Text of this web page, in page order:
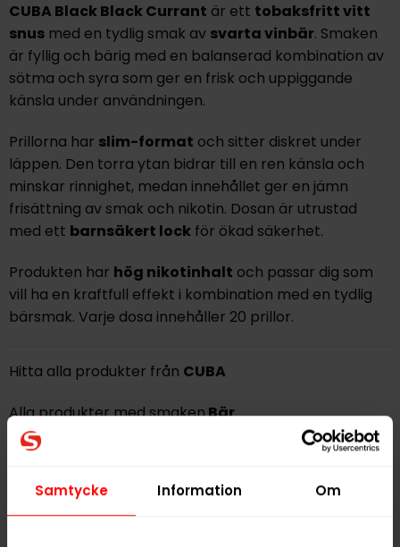
Samtycke Information Om
CUBA Black Black Currant är ett tobaksfritt vitt
snusmed en tydlig smak av svarta vinbär. Smaken
är fyllig och bärig med en balanserad kombination av
sötma och syra som ger en frisk och uppiggande
känsla under användningen.
Prillorna har slim-format och sitter diskret under
läppen. Den torra ytan bidrar till en ren känsla och
minskar rinnighet, medan innehållet ger en jämn
frisättning av smak och nikotin. Dosan är utrustad
med ett barnsäkert lockför ökad säkerhet.
Produkten har hög nikotinhalt och passar dig som
vill ha en kraftfull effekt i kombination med en tydlig
bärsmak. Varje dosa innehåller 20 prillor.
Hitta alla produkter från CUBA
Alla produkter med smakenBär
Vitt Snus